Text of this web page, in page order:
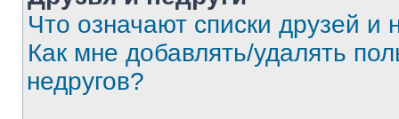
Что означают списки друзей и
Как мне добавлять/удалять
недругов?